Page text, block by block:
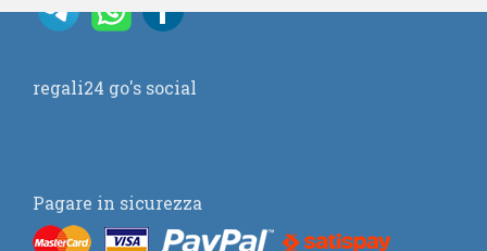
regali24 go's social
Pagare in sicurezza